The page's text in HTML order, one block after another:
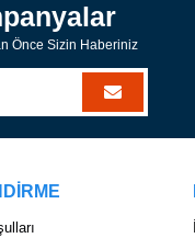
Önce Sizin Haberiniz